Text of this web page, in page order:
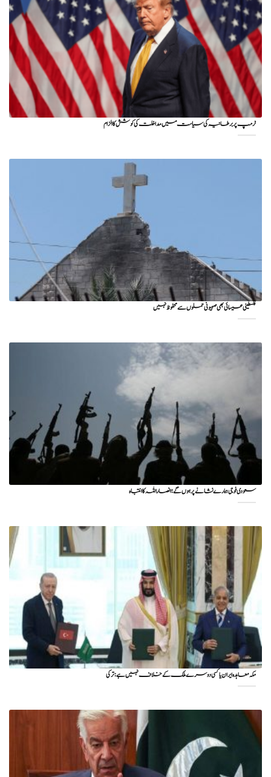
ٹرمپ پر برطانیہ کی سیاست میں مداخلت کی کوشش کا الزام
فلسطینی عیسائی بھی صہیونی حملوں سے محفوظ نہیں
سعودی فوجی ہمارے نشانے پر ہوں گے؛ انصاراللہ کا انتباہ
مکہ معاہدہ ایران یا کسی دوسرے ملک کے خلاف نہیں ہے: ترکی